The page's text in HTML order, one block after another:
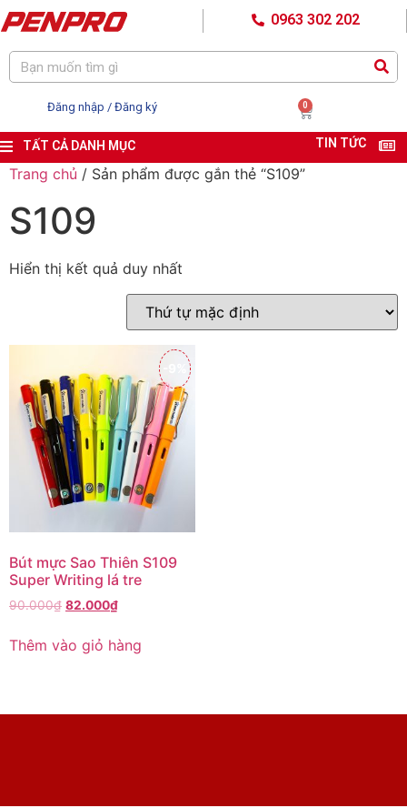
0963 302 202
Đăng nhập / Đăng ký 0
TẤT CẢ DANH MỤC TIN TỨC
Trang chủ / Sản phẩm được gắn thẻ “S109”
S109
Hiển thị kết quả duy nhất
Bút mực Sao Thiên S109
Super Writing lá tre
90.000₫ 82.000₫
Thêm vào giỏ hàng